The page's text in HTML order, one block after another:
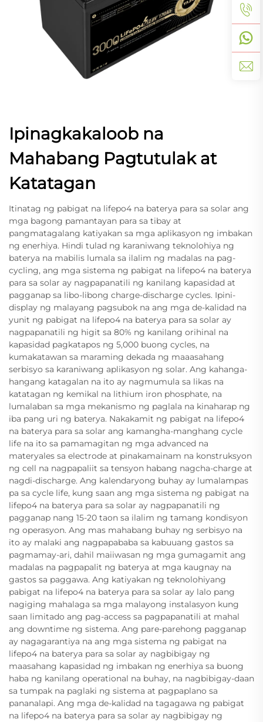
Ipinagkakaloob na
Mahabang Pagtutulak at
Katatagan
Itinatag ng pabigat na lifepo4 na baterya para sa solar ang
mga bagong pamantayan para sa tibay at
pangmatagalang katiyakan sa mga aplikasyon ng imbakan
ng enerhiya. Hindi tulad ng karaniwang teknolohiya ng
baterya na mabilis lumala sa ilalim ng madalas na pag-
cycling, ang mga sistema ng pabigat na lifepo4 na baterya
para sa solar ay nagpapanatili ng kanilang kapasidad at
pagganap sa libo-libong charge-discharge cycles. Ipini-
display ng malayang pagsubok na ang mga de-kalidad na
yunit ng pabigat na lifepo4 na baterya para sa solar ay
nagpapanatili ng higit sa 80% ng kanilang orihinal na
kapasidad pagkatapos ng 5,000 buong cycles, na
kumakatawan sa maraming dekada ng maaasahang
serbisyo sa karaniwang aplikasyon ng solar. Ang kahanga-
hangang katagalan na ito ay nagmumula sa likas na
katatagan ng kemikal na lithium iron phosphate, na
lumalaban sa mga mekanismo ng paglala na kinaharap ng
iba pang uri ng baterya. Nakakamit ng pabigat na lifepo4
na baterya para sa solar ang kamangha-manghang cycle
life na ito sa pamamagitan ng mga advanced na
materyales sa electrode at pinakamainam na konstruksyon
ng cell na nagpapaliit sa tensyon habang nagcha-charge at
nagdi-discharge. Ang kalendaryong buhay ay lumalampas
pa sa cycle life, kung saan ang mga sistema ng pabigat na
lifepo4 na baterya para sa solar ay nagpapanatili ng
pagganap nang 15-20 taon sa ilalim ng tamang kondisyon
ng operasyon. Ang mas mahabang buhay ng serbisyo na
ito ay malaki ang nagpapababa sa kabuuang gastos sa
pagmamay-ari, dahil maiiwasan ng mga gumagamit ang
madalas na pagpapalit ng baterya at mga kaugnay na
gastos sa paggawa. Ang katiyakan ng teknolohiyang
pabigat na lifepo4 na baterya para sa solar ay lalo pang
nagiging mahalaga sa mga malayong instalasyon kung
saan limitado ang pag-access sa pagpapanatili at mahal
ang downtime ng sistema. Ang pare-parehong pagganap
ay nagagarantiya na ang mga sistema ng pabigat na
lifepo4 na baterya para sa solar ay nagbibigay ng
maasahang kapasidad ng imbakan ng enerhiya sa buong
haba ng kanilang operational na buhay, na nagbibigay-daan
sa tumpak na paglaki ng sistema at pagpaplano sa
pananalapi. Ang mga de-kalidad na tagagawa ng pabigat
na lifepo4 na baterya para sa solar ay nagbibigay ng